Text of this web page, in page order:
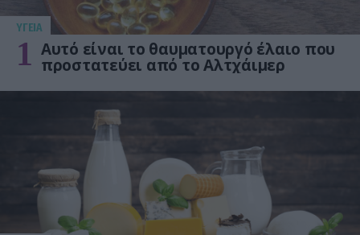
ΥΓΕΙΑ
1 Αυτό είναι το θαυματουργό έλαιο που
προστατεύει από το Αλτχάιμερ